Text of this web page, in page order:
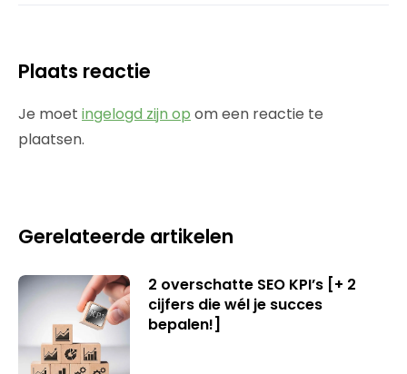
Plaats reactie
Je moet ingelogd zijn op om een reactie te
plaatsen.
Gerelateerde artikelen
2 overschatte SEO KPI’s [+ 2
cijfers die wél je succes
bepalen!]